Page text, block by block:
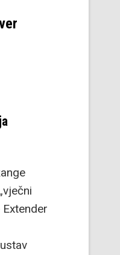
Extender